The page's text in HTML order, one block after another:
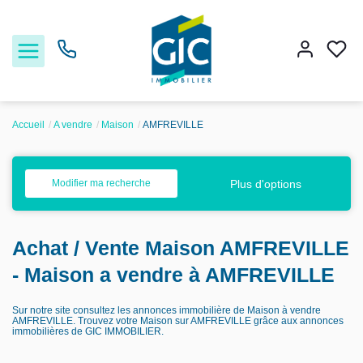
Acheter
Louer
Estimer
Nos agences
Accueil A vendre Maison AMFREVILLE
Modifier ma recherche Plus d'options
Achat / Vente Maison AMFREVILLE
- Maison a vendre à AMFREVILLE
Sur notre site consultez les annonces immobilière de Maison à vendre
AMFREVILLE. Trouvez votre Maison sur AMFREVILLE grâce aux annonces
immobilières de GIC IMMOBILIER.